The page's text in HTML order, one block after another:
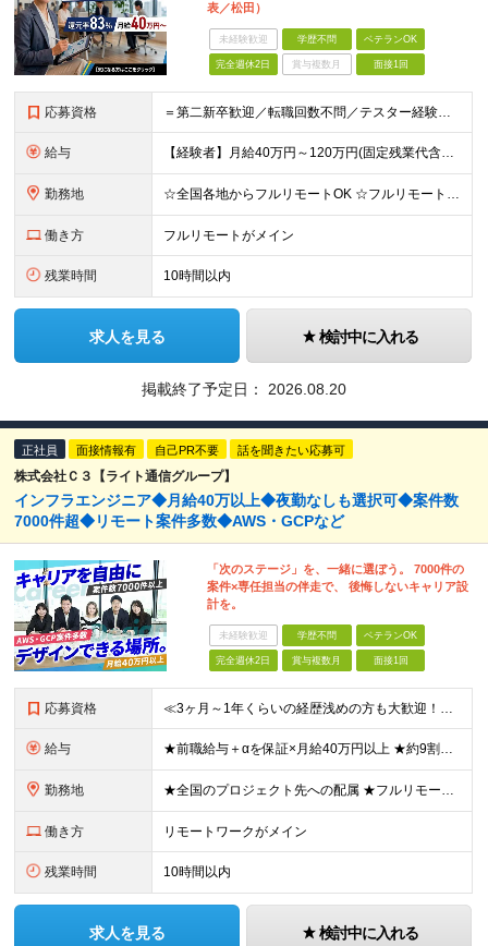
表／松田）
未経験歓迎 学歴不問 ベテランOK
完全週休2日 賞与複数月 面接1回
応募資格 ＝第二新卒歓迎／転職回数不問／テスター経験のみでもOK＝ ■学歴不問 ■ブランクOK ■エンジニアとしての実務経験1年以上 ※開発・インフラ・工程・言語は不問 ※テスター、運用保守経験のみの方も歓迎
給与 【経験者】月給40万円～120万円(固定残業代含む)+各種手当 ★前職給与の総収入額を100％保証｜還元率83％〜 ※固定残業代は、時間外労働の有無に関わらず30時間分を、月5万8000円～15万7
勤務地 ☆全国各地からフルリモートOK ☆フルリモートの社員が約8割！ ※希望をヒアリングした上で決定します 現在100名の社員のうち、約80名がフルリモートで活躍中。 一都三県、大阪、福岡、札幌、名古屋な
働き方 フルリモートがメイン
残業時間 10時間以内
求人を見る 検討中に入れる
掲載終了予定日： 2026.08.20
正社員 面接情報有 自己PR不要 話を聞きたい応募可
株式会社Ｃ３【ライト通信グループ】
インフラエンジニア◆月給40万以上◆夜勤なしも選択可◆案件数
7000件超◆リモート案件多数◆AWS・GCPなど
「次のステージ」を、一緒に選ぼう。 7000件の
案件×専任担当の伴走で、 後悔しないキャリア設
計を。
未経験歓迎 学歴不問 ベテランOK
完全週休2日 賞与複数月 面接1回
応募資格 ≪3ヶ月～1年くらいの経歴浅めの方も大歓迎！≫ ★設計・構築から運用・保守まで、フェーズ不問で歓迎します！ ■インフラエンジニアとして何かしらの経験をお持ちの方（工程不問） ■第二新卒・ブランクOK
給与 ★前職給与＋αを保証×月給40万円以上 ★約9割が前職より給与アップを実現 月給40万円以上＋各種手当＋賞与 ＜9割が年収アップを実現＞ 入社されたエンジニアの9割が前職よりも給与アップをしていま
勤務地 ★全国のプロジェクト先への配属 ★フルリモートワーク案件あり ★転勤なし 勤務地はご希望を考慮し、決定します。 「自宅から近い場所が良い」といった要望もお聞かせください！ ＜配属エリア＞ ［東北］
働き方 リモートワークがメイン
残業時間 10時間以内
求人を見る 検討中に入れる